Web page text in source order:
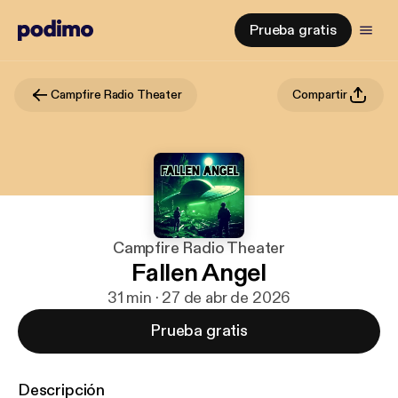
Prueba gratis
Campfire Radio Theater Compartir
Campfire Radio Theater
Fallen Angel
31 min · 27 de abr de 2026
Prueba gratis
Descripción